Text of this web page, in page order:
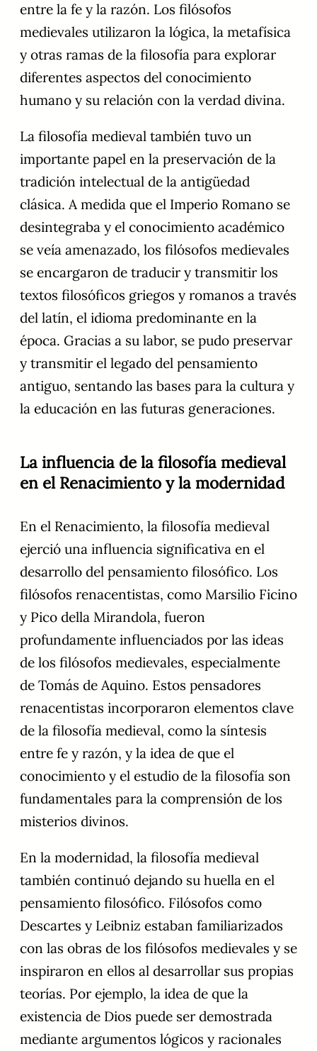
entre la fe y la razón. Los filósofos
medievales utilizaron la lógica, la metafísica
y otras ramas de la filosofía para explorar
diferentes aspectos del conocimiento
humano y su relación con la verdad divina.
La filosofía medieval también tuvo un
importante papel en la preservación de la
tradición intelectual de la antigüedad
clásica. A medida que el Imperio Romano se
desintegraba y el conocimiento académico
se veía amenazado, los filósofos medievales
se encargaron de traducir y transmitir los
textos filosóficos griegos y romanos a través
del latín, el idioma predominante en la
época. Gracias a su labor, se pudo preservar
y transmitir el legado del pensamiento
antiguo, sentando las bases para la cultura y
la educación en las futuras generaciones.
La influencia de la filosofía medieval
en el Renacimiento y la modernidad
En el Renacimiento, la filosofía medieval
ejerció una influencia significativa en el
desarrollo del pensamiento filosófico. Los
filósofos renacentistas, como Marsilio Ficino
y Pico della Mirandola, fueron
profundamente influenciados por las ideas
de los filósofos medievales, especialmente
de Tomás de Aquino. Estos pensadores
renacentistas incorporaron elementos clave
de la filosofía medieval, como la síntesis
entre fe y razón, y la idea de que el
conocimiento y el estudio de la filosofía son
fundamentales para la comprensión de los
misterios divinos.
En la modernidad, la filosofía medieval
también continuó dejando su huella en el
pensamiento filosófico. Filósofos como
Descartes y Leibniz estaban familiarizados
con las obras de los filósofos medievales y se
inspiraron en ellos al desarrollar sus propias
teorías. Por ejemplo, la idea de que la
existencia de Dios puede ser demostrada
mediante argumentos lógicos y racionales